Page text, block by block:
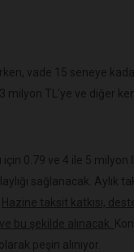
vade 15 seneye
milyon TL'ye ve diğer
0.79 ve 4 ile 5 milyon
sağlanacak. Aylık
Hazine taksit katkısı,
bu şekilde alınacak.
peşin alınıyor.